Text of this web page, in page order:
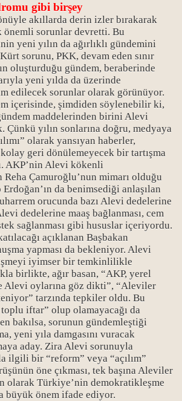
gibi birşey
akıllarda derin izler bırakarak
önemli sorunlar devretti. Bu
yeni yılın da ağırlıklı gündemini
sorunu, PKK, devam eden sınır
oluşturduğu gündem, beraberinde
yeni yılda da üzerinde
edilecek sorunlar olarak görünüyor.
içerisinde, şimdiden söylenebilir ki,
maddelerinden birini Alevi
Çünkü yılın sonlarına doğru, medyaya
olarak yansıyan haberler,
geri dönülemeyecek bir tartışma
AKP’nin Alevi kökenli
Çamuroğlu’nun mimarı olduğu
da benimsediği anlaşılan
orucunda bazı Alevi dedelerine
dedelerine maaş bağlanması, cem
sağlanması gibi hususlar içeriyordu.
açıklanan Başbakan
yapması da bekleniyor. Alevi
iyimser bir temkinlilikle
birlikte, ağır basan, “AKP, yerel
Alevi oylarına göz dikti”, “Aleviler
tarzında tepkiler oldu. Bu
iftar” olup olamayacağı da
bakılsa, sorunun gündemleştiği
yeni yıla damgasını vuracak
aday. Zira Alevi sorunuyla
ilgili bir “reform” veya “açılım”
öne çıkması, tek başına Aleviler
olarak Türkiye’nin demokratikleşme
büyük önem ifade ediyor.